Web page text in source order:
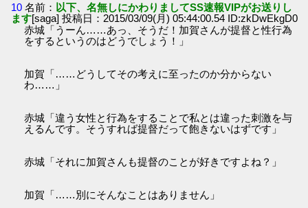
10 名前： 以下、名無しにかわりましてSS速報VIPがお送りし
ます[saga] 投稿日：2015/03/09(月) 05:44:00.54 ID:zkDwEkgD0
赤城「うーん……あっ、そうだ！加賀さんが提督と性行為
をするというのはどうでしょう！」
加賀「……どうしてその考えに至ったのか分からない
わ……」
赤城「違う女性と行為をすることで私とは違った刺激を与
えるんです。そうすれば提督だって飽きないはずです」
赤城「それに加賀さんも提督のことが好きですよね？」
加賀「……別にそんなことはありません」